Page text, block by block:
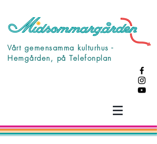
Vårt gemensamma kulturhus -
Hemgården, på Telefonplan